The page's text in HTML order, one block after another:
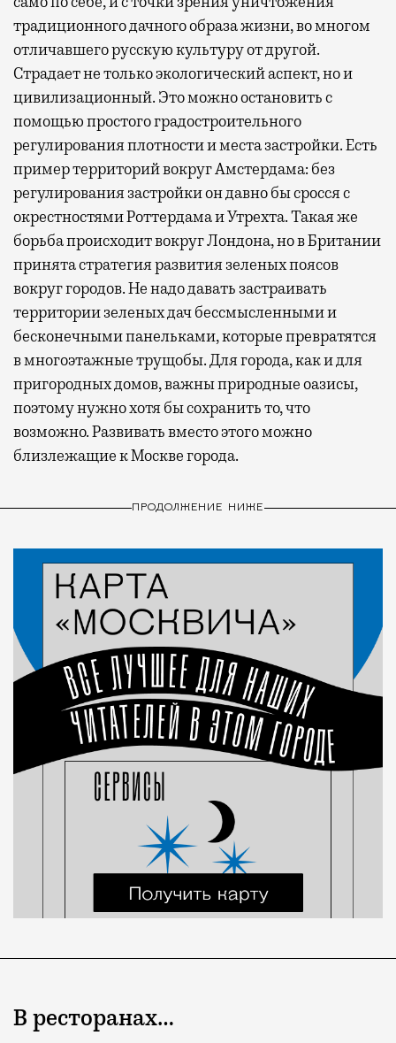
традиционного дачного образа жизни, во многом
отличавшего русскую культуру от другой.
Страдает не только экологический аспект, но и
цивилизационный. Это можно остановить с
помощью простого градостроительного
регулирования плотности и места застройки. Есть
пример территорий вокруг Амстердама: без
регулирования застройки он давно бы сросся с
окрестностями Роттердама и Утрехта. Такая же
борьба происходит вокруг Лондона, но в Британии
принята стратегия развития зеленых поясов
вокруг городов. Не надо давать застраивать
территории зеленых дач бессмысленными и
бесконечными панельками, которые превратятся
в многоэтажные трущобы. Для города, как и для
пригородных домов, важны природные оазисы,
поэтому нужно хотя бы сохранить то, что
возможно. Развивать вместо этого можно
близлежащие к Москве города.
ПРОДОЛЖЕНИЕ НИЖЕ
В ресторанах…